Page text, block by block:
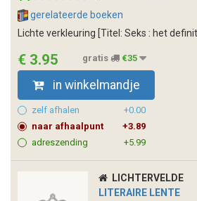
gerelateerde boeken
Lichte verkleuring [Titel: Seks : het
€ 3.95 gratis €35
in winkelmandje
zelf afhalen
+0.00
naar afhaalpunt
+3.89
adreszending
+5.99
LICHTERVELDE
LITERAIRE LENTE